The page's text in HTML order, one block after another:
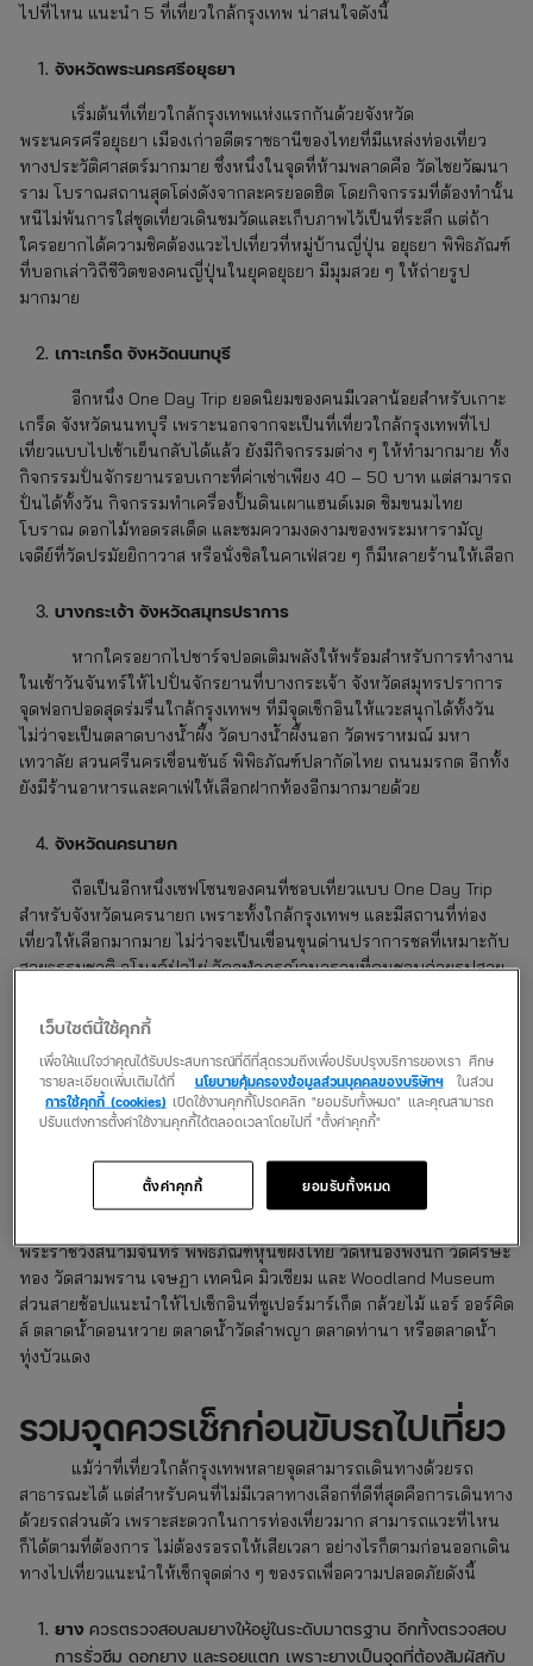
ไปที่ไหน แนะนำ 5 ที่เที่ยวใกล้กรุงเทพ น่าสนใจดังนี้
จังหวัดพระนครศรีอยุธยา
เริ่มต้นที่เที่ยวใกล้กรุงเทพแห่งแรกกันด้วยจังหวัด
พระนครศรีอยุธยา เมืองเก่าอดีตราชธานีของไทยที่มีแหล่งท่องเที่ยว
ทางประวัติศาสตร์มากมาย ซึ่งหนึ่งในจุดที่ห้ามพลาดคือ วัดไชยวัฒนา
ราม โบราณสถานสุดโด่งดังจากละครยอดฮิต โดยกิจกรรมที่ต้องทำนั้น
หนีไม่พ้นการใส่ชุดเที่ยวเดินชมวัดและเก็บภาพไว้เป็นที่ระลึก แต่ถ้า
ใครอยากได้ความชิคต้องแวะไปเที่ยวที่หมู่บ้านญี่ปุ่น อยุธยา พิพิธภัณฑ์
ที่บอกเล่าวิถีชีวิตของคนญี่ปุ่นในยุคอยุธยา มีมุมสวย ๆ ให้ถ่ายรูป
มากมาย
เกาะเกร็ด จังหวัดนนทบุรี
อีกหนึ่ง One Day Trip ยอดนิยมของคนมีเวลาน้อยสำหรับเกาะ
เกร็ด จังหวัดนนทบุรี เพราะนอกจากจะเป็นที่เที่ยวใกล้กรุงเทพที่ไป
เที่ยวแบบไปเช้าเย็นกลับได้แล้ว ยังมีกิจกรรมต่าง ๆ ให้ทำมากมาย ทั้ง
กิจกรรมปั่นจักรยานรอบเกาะที่ค่าเช่าเพียง 40 – 50 บาท แต่สามารถ
ปั่นได้ทั้งวัน กิจกรรมทำเครื่องปั้นดินเผาแฮนด์เมด ชิมขนมไทย
โบราณ ดอกไม้ทอดรสเด็ด และชมความงดงามของพระมหารามัญ
เจดีย์ที่วัดปรมัยยิกาวาส หรือนั่งชิลในคาเฟ่สวย ๆ ก็มีหลายร้านให้เลือก
บางกระเจ้า จังหวัดสมุทรปราการ
หากใครอยากไปชาร์จปอดเติมพลังให้พร้อมสำหรับการทำงาน
ในเช้าวันจันทร์ให้ไปปั่นจักรยานที่บางกระเจ้า จังหวัดสมุทรปราการ
จุดฟอกปอดสุดร่มรื่นใกล้กรุงเทพฯ ที่มีจุดเช็กอินให้แวะสนุกได้ทั้งวัน
ไม่ว่าจะเป็นตลาดบางน้ำผึ้ง วัดบางน้ำผึ้งนอก วัดพราหมณ์ มหา
เทวาลัย สวนศรีนครเขื่อนขันธ์ พิพิธภัณฑ์ปลากัดไทย ถนนมรกต อีกทั้ง
ยังมีร้านอาหารและคาเฟ่ให้เลือกฝากท้องอีกมากมายด้วย
จังหวัดนครนายก
ถือเป็นอีกหนึ่งเซฟโซนของคนที่ชอบเที่ยวแบบ One Day Trip
สำหรับจังหวัดนครนายก เพราะทั้งใกล้กรุงเทพฯ และมีสถานที่ท่อง
เที่ยวให้เลือกมากมาย ไม่ว่าจะเป็นเขื่อนขุนด่านปราการชลที่เหมาะกับ
สายธรรมชาติ อุโมงค์ป่าไผ่ วัดจุฬาภรณ์วนารามที่คนชอบถ่ายรูปสวย
นครนายกตอบโจทย์ทุกเพศทุกวัย เที่ยวคนเดียว เที่ยวเป็นคู่ เที่ยวกับ
แก๊งเพื่อน หรือจะเที่ยวกับครอบครัวก็สนุกไม่แพ้กัน
จังหวัดนครปฐม
นครปฐม แต่มีครบทั้งที่เที่ยว ที่กิน และที่ช้อป
ซึ่งจุดแรกที่ต้องไปแวะ
คือ พระปฐมเจดีย์ วัดพระปฐมเจดีย์ราชวรมหาวิหาร พุทธสถานสำคัญ
พระราชวังสนามจันทร์ พิพิธภัณฑ์หุ่นขี้ผึ้งไทย วัดหนองพงนก วัดศีรษะ
ทอง วัดสามพราน เจษฏา เทคนิค มิวเซียม และ Woodland Museum
ส่วนสายช้อปแนะนำให้ไปเช็กอินที่ซูเปอร์มาร์เก็ต กล้วยไม้ แอร์ ออร์คิด
ส์ ตลาดน้ำดอนหวาย ตลาดน้ำวัดลำพญา ตลาดท่านา หรือตลาดน้ำ
ทุ่งบัวแดง
รวมจุดควรเช็กก่อนขับรถไปเที่ยว
แม้ว่าที่เที่ยวใกล้กรุงเทพหลายจุดสามารถเดินทางด้วยรถ
สาธารณะได้ แต่สำหรับคนที่ไม่มีเวลาทางเลือกที่ดีที่สุดคือการเดินทาง
ด้วยรถส่วนตัว เพราะสะดวกในการท่องเที่ยวมาก สามารถแวะที่ไหน
ก็ได้ตามที่ต้องการ ไม่ต้องรอรถให้เสียเวลา อย่างไรก็ตามก่อนออกเดิน
ทางไปเที่ยวแนะนำให้เช็กจุดต่าง ๆ ของรถเพื่อความปลอดภัยดังนี้
ยาง ควรตรวจสอบลมยางให้อยู่ในระดับมาตรฐาน อีกทั้งตรวจสอบ
การรั่วซึม ดอกยาง และรอยแตก เพราะยางเป็นจุดที่ต้องสัมผัสกับ
เว็บไซต์นี้ใช้คุกกี้
เพื่อให้แน่ใจว่าคุณได้รับประสบการณ์ที่ดีที่สุดรวมถึงเพื่อปรับปรุงบริการของเรา ศึกษ
ารายละเอียดเพิ่มเติมได้ที่
นโยบายคุ้มครองข้อมูลส่วนบุคคลของบริษัทฯในส่วน
การใช้คุกกี้ (cookies) เปิดใช้งานคุกกี้โปรดคลิก "ยอมรับทั้งหมด" และคุณสามารถ
ปรับแต่งการตั้งค่าใช้งานคุกกี้ได้ตลอดเวลาโดยไปที่ "ตั้งค่าคุกกี้"
ยอมรับทั้งหมด
ตั้งค่าคุกกี้